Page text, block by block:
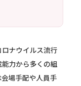
ナウイルス流行
力から多くの組
場手配や人員手